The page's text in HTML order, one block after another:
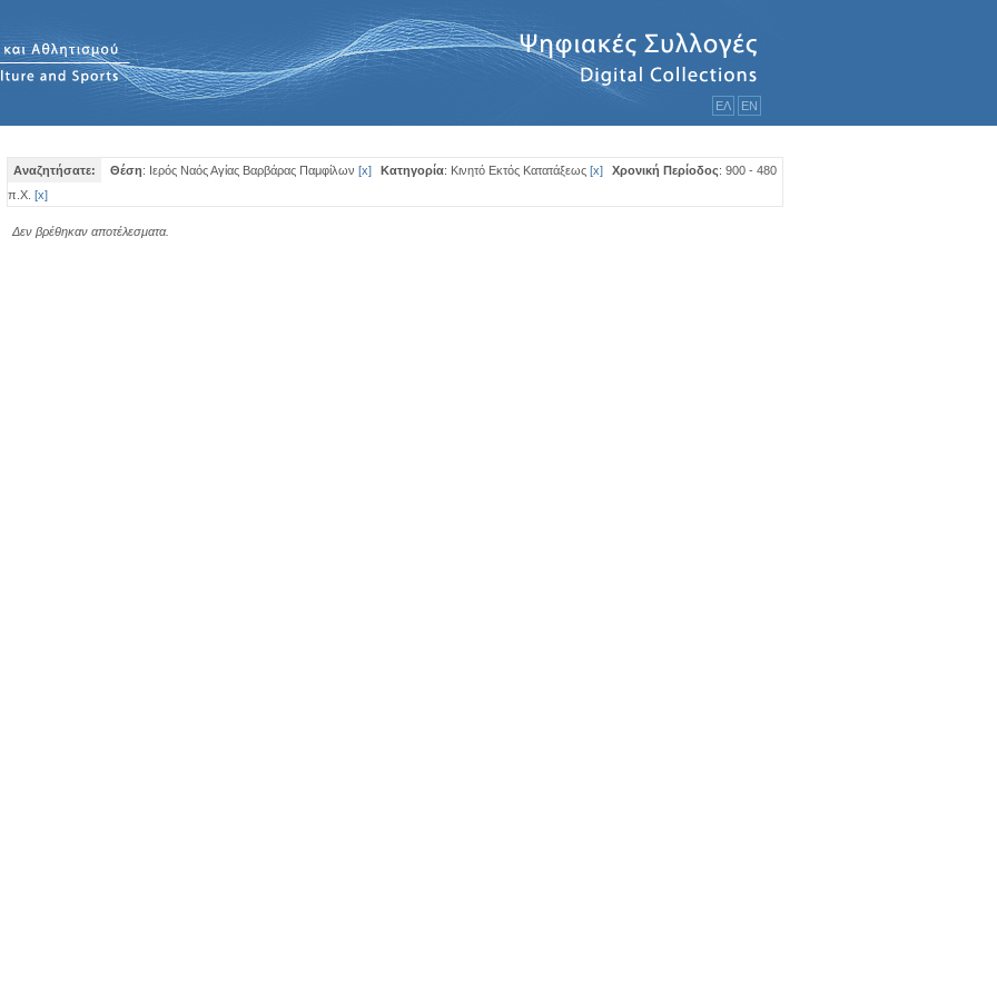
ΕΛ ΕΝ
Αναζητήσατε: Θέση: Ιερός Ναός Αγίας Βαρβάρας Παμφίλων [x] Κατηγορία: Κινητό Εκτός Κατατάξεως [x] Χρονική Περίοδος: 900 - 480
π.Χ. [x]
Δεν βρέθηκαν αποτέλεσματα.